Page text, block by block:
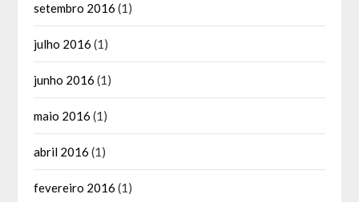
setembro 2016 (1)
julho 2016 (1)
junho 2016 (1)
maio 2016 (1)
abril 2016 (1)
fevereiro 2016 (1)